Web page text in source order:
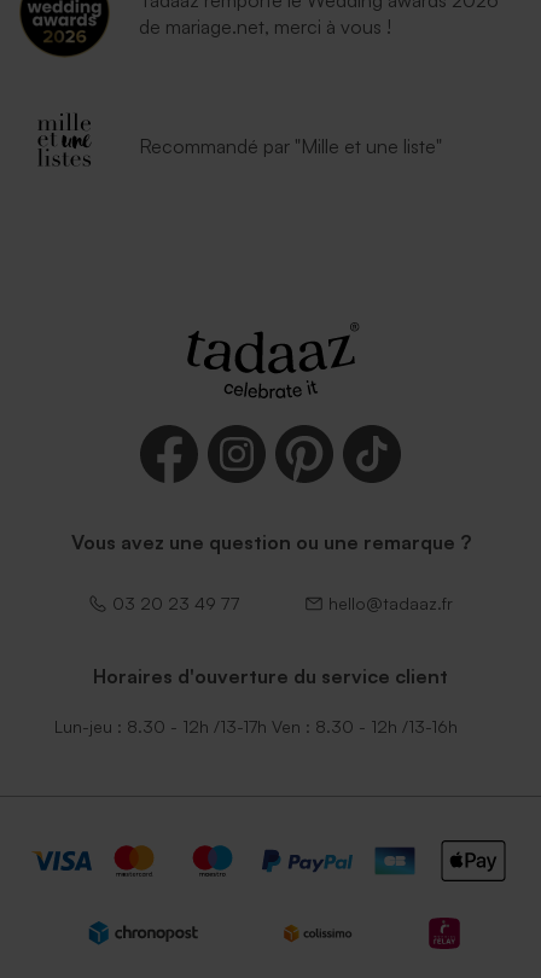
de mariage.net, merci à vous !
Recommandé par "Mille et une liste"
Vous avez une question ou une remarque ?
03 20 23 49 77 hello@tadaaz.fr
Horaires d'ouverture du service client
Lun-jeu : 8.30 - 12h /13-17h Ven : 8.30 - 12h /13-16h